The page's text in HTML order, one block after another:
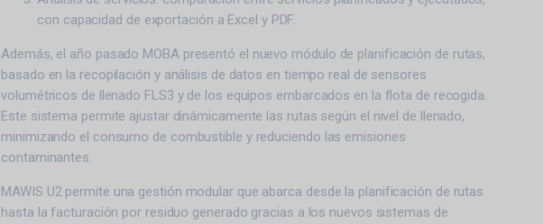
con capacidad de exportación a Excel y PDF.
Además, el año pasado MOBA presentó el nuevo módulo de planificación de rutas,
basado en la recopilación y análisis de datos en tiempo real de sensores
volumétricos de llenado FLS3 y de los equipos embarcados en la flota de recogida.
Este sistema permite ajustar dinámicamente las rutas según el nivel de llenado,
minimizando el consumo de combustible y reduciendo las emisiones
contaminantes.
MAWIS U2 permite una gestión modular que abarca desde la planificación de rutas
hasta la facturación por residuo generado gracias a los nuevos sistemas de